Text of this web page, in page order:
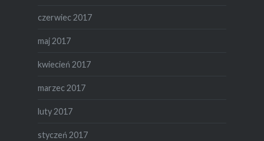
czerwiec 2017
maj 2017
kwiecień 2017
marzec 2017
luty 2017
styczeń 2017